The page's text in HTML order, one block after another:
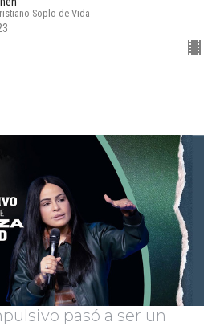
Soplo de Vida
pasó a ser un